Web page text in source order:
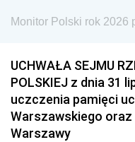
Monitor Polski rok 2026
UCHWAŁA SEJMU
POLSKIEJ z dnia 31
uczczenia pamięci
Warszawskiego
Warszawy